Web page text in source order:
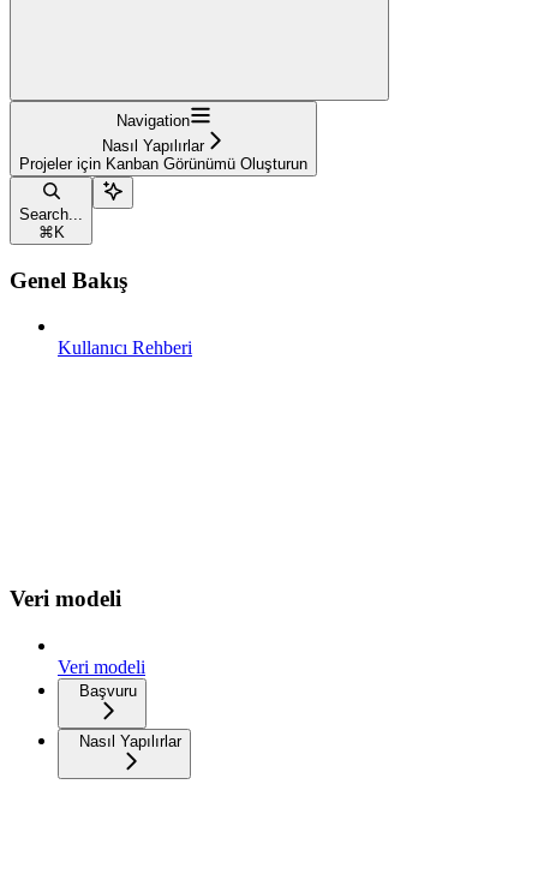
Navigation
Nasıl Yapılırlar
Projeler için Kanban Görünümü Oluşturun
Search...
⌘ K
Genel Bakış
Kullanıcı Rehberi
Veri modeli
Veri modeli
Başvuru
Nasıl Yapılırlar